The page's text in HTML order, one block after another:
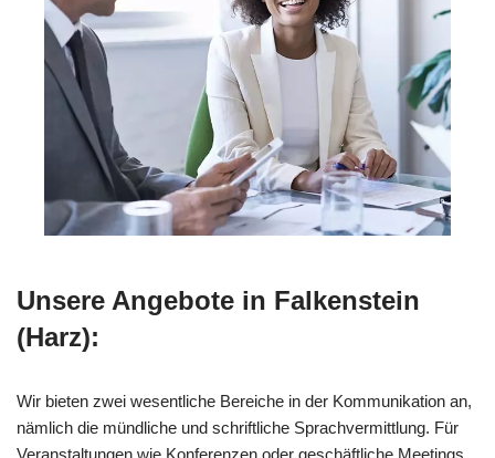
Unsere Angebote in Falkenstein
(Harz):
Wir bieten zwei wesentliche Bereiche in der Kommunikation an,
nämlich die mündliche und schriftliche Sprachvermittlung. Für
Veranstaltungen wie Konferenzen oder geschäftliche Meetings